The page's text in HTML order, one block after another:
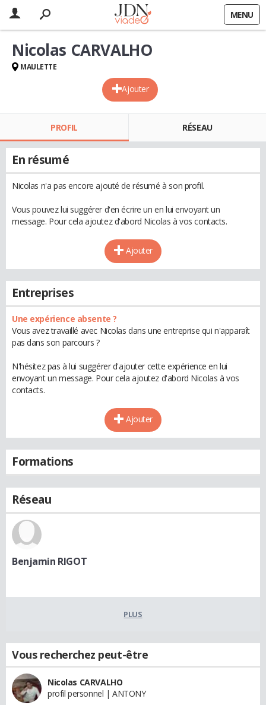
MENU
Ajouter
Nicolas CARVALHO
MAULETTE
PROFIL RÉSEAU
En résumé
Nicolas n'a pas encore ajouté de résumé à son profil.
Vous pouvez lui suggérer d'en écrire un en lui envoyant un
message. Pour cela ajoutez d'abord Nicolas à vos contacts.
Ajouter
Entreprises
Une expérience absente ?
Vous avez travaillé avec Nicolas dans une entreprise qui n'apparaît
pas dans son parcours ?
N'hésitez pas à lui suggérer d'ajouter cette expérience en lui
envoyant un message. Pour cela ajoutez d'abord Nicolas à vos
contacts.
Ajouter
Formations
Réseau
Benjamin RIGOT
PLUS
Vous recherchez peut-être
Nicolas CARVALHO
profil personnel | ANTONY